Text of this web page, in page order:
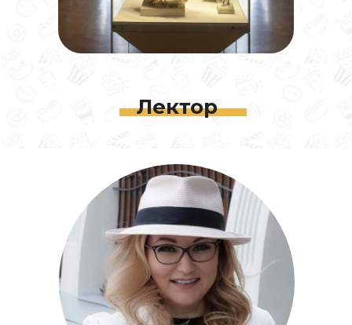
Лектор